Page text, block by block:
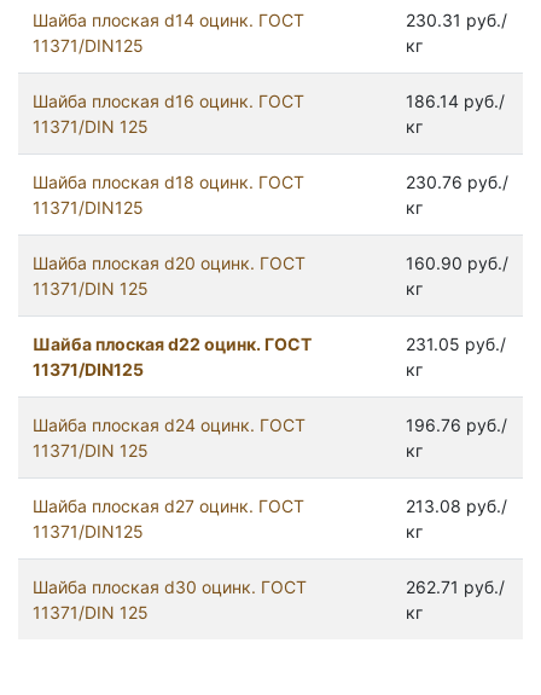
Шайба плоская d14 оцинк. ГОСТ
11371/DIN125
230.31 руб./
кг
Шайба плоская d16 оцинк. ГОСТ
11371/DIN 125
186.14 руб./
кг
Шайба плоская d18 оцинк. ГОСТ
11371/DIN125
230.76 руб./
кг
Шайба плоская d20 оцинк. ГОСТ
11371/DIN 125
160.90 руб./
кг
Шайба плоская d22 оцинк. ГОСТ
11371/DIN125
231.05 руб./
кг
Шайба плоская d24 оцинк. ГОСТ
11371/DIN 125
196.76 руб./
кг
Шайба плоская d27 оцинк. ГОСТ
11371/DIN125
213.08 руб./
кг
Шайба плоская d30 оцинк. ГОСТ
11371/DIN 125
262.71 руб./
кг